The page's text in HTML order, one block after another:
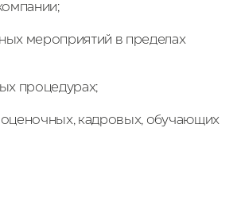
мероприятий в пределах
процедурах;
оценочных, кадровых, обучающих